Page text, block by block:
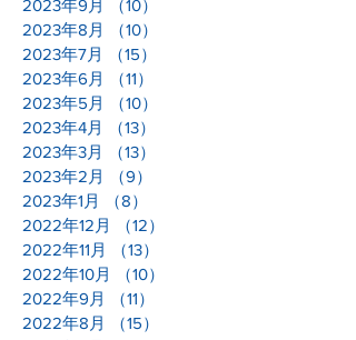
2023年10月
（11）
2023年9月
（10）
2023年8月
（10）
2023年7月
（15）
2023年6月
（11）
2023年5月
（10）
2023年4月
（13）
2023年3月
（13）
2023年2月
（9）
2023年1月 （8）8件の記事
2022年12月
（12）
2022年11月
（13）
2022年10月
（10）
2022年9月
（11）